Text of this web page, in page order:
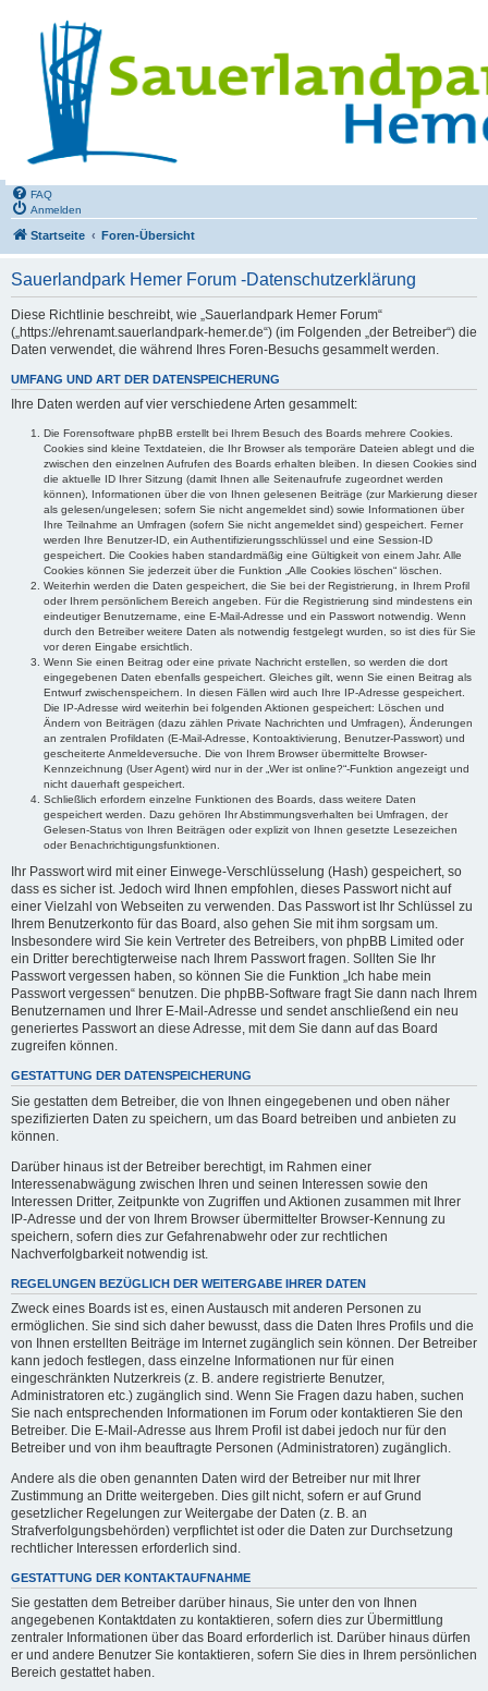
FAQ
Anmelden
Startseite Foren-Übersicht
Sauerlandpark Hemer Forum -Datenschutzerklärung
Diese Richtlinie beschreibt, wie „Sauerlandpark Hemer Forum“
(„https://ehrenamt.sauerlandpark-hemer.de“) (im Folgenden „der Betreiber“) die
Daten verwendet, die während Ihres Foren-Besuchs gesammelt werden.
UMFANG UND ART DER DATENSPEICHERUNG
Ihre Daten werden auf vier verschiedene Arten gesammelt:
Die Forensoftware phpBB erstellt bei Ihrem Besuch des Boards mehrere Cookies.
Cookies sind kleine Textdateien, die Ihr Browser als temporäre Dateien ablegt und die
zwischen den einzelnen Aufrufen des Boards erhalten bleiben. In diesen Cookies sind
die aktuelle ID Ihrer Sitzung (damit Ihnen alle Seitenaufrufe zugeordnet werden
können), Informationen über die von Ihnen gelesenen Beiträge (zur Markierung dieser
als gelesen/ungelesen; sofern Sie nicht angemeldet sind) sowie Informationen über
Ihre Teilnahme an Umfragen (sofern Sie nicht angemeldet sind) gespeichert. Ferner
werden Ihre Benutzer-ID, ein Authentifizierungsschlüssel und eine Session-ID
gespeichert. Die Cookies haben standardmäßig eine Gültigkeit von einem Jahr. Alle
Cookies können Sie jederzeit über die Funktion „Alle Cookies löschen“ löschen.
Weiterhin werden die Daten gespeichert, die Sie bei der Registrierung, in Ihrem Profil
oder Ihrem persönlichem Bereich angeben. Für die Registrierung sind mindestens ein
eindeutiger Benutzername, eine E-Mail-Adresse und ein Passwort notwendig. Wenn
durch den Betreiber weitere Daten als notwendig festgelegt wurden, so ist dies für Sie
vor deren Eingabe ersichtlich.
Wenn Sie einen Beitrag oder eine private Nachricht erstellen, so werden die dort
eingegebenen Daten ebenfalls gespeichert. Gleiches gilt, wenn Sie einen Beitrag als
Entwurf zwischenspeichern. In diesen Fällen wird auch Ihre IP-Adresse gespeichert.
Die IP-Adresse wird weiterhin bei folgenden Aktionen gespeichert: Löschen und
Ändern von Beiträgen (dazu zählen Private Nachrichten und Umfragen), Änderungen
an zentralen Profildaten (E-Mail-Adresse, Kontoaktivierung, Benutzer-Passwort) und
gescheiterte Anmeldeversuche. Die von Ihrem Browser übermittelte Browser-
Kennzeichnung (User Agent) wird nur in der „Wer ist online?“-Funktion angezeigt und
nicht dauerhaft gespeichert.
Schließlich erfordern einzelne Funktionen des Boards, dass weitere Daten
gespeichert werden. Dazu gehören Ihr Abstimmungsverhalten bei Umfragen, der
Gelesen-Status von Ihren Beiträgen oder explizit von Ihnen gesetzte Lesezeichen
oder Benachrichtigungsfunktionen.
Ihr Passwort wird mit einer Einwege-Verschlüsselung (Hash) gespeichert, so
dass es sicher ist. Jedoch wird Ihnen empfohlen, dieses Passwort nicht auf
einer Vielzahl von Webseiten zu verwenden. Das Passwort ist Ihr Schlüssel zu
Ihrem Benutzerkonto für das Board, also gehen Sie mit ihm sorgsam um.
Insbesondere wird Sie kein Vertreter des Betreibers, von phpBB Limited oder
ein Dritter berechtigterweise nach Ihrem Passwort fragen. Sollten Sie Ihr
Passwort vergessen haben, so können Sie die Funktion „Ich habe mein
Passwort vergessen“ benutzen. Die phpBB-Software fragt Sie dann nach Ihrem
Benutzernamen und Ihrer E-Mail-Adresse und sendet anschließend ein neu
generiertes Passwort an diese Adresse, mit dem Sie dann auf das Board
zugreifen können.
GESTATTUNG DER DATENSPEICHERUNG
Sie gestatten dem Betreiber, die von Ihnen eingegebenen und oben näher
spezifizierten Daten zu speichern, um das Board betreiben und anbieten zu
können.
Darüber hinaus ist der Betreiber berechtigt, im Rahmen einer
Interessenabwägung zwischen Ihren und seinen Interessen sowie den
Interessen Dritter, Zeitpunkte von Zugriffen und Aktionen zusammen mit Ihrer
IP-Adresse und der von Ihrem Browser übermittelter Browser-Kennung zu
speichern, sofern dies zur Gefahrenabwehr oder zur rechtlichen
Nachverfolgbarkeit notwendig ist.
REGELUNGEN BEZÜGLICH DER WEITERGABE IHRER DATEN
Zweck eines Boards ist es, einen Austausch mit anderen Personen zu
ermöglichen. Sie sind sich daher bewusst, dass die Daten Ihres Profils und die
von Ihnen erstellten Beiträge im Internet zugänglich sein können. Der Betreiber
kann jedoch festlegen, dass einzelne Informationen nur für einen
eingeschränkten Nutzerkreis (z. B. andere registrierte Benutzer,
Administratoren etc.) zugänglich sind. Wenn Sie Fragen dazu haben, suchen
Sie nach entsprechenden Informationen im Forum oder kontaktieren Sie den
Betreiber. Die E-Mail-Adresse aus Ihrem Profil ist dabei jedoch nur für den
Betreiber und von ihm beauftragte Personen (Administratoren) zugänglich.
Andere als die oben genannten Daten wird der Betreiber nur mit Ihrer
Zustimmung an Dritte weitergeben. Dies gilt nicht, sofern er auf Grund
gesetzlicher Regelungen zur Weitergabe der Daten (z. B. an
Strafverfolgungsbehörden) verpflichtet ist oder die Daten zur Durchsetzung
rechtlicher Interessen erforderlich sind.
GESTATTUNG DER KONTAKTAUFNAHME
Sie gestatten dem Betreiber darüber hinaus, Sie unter den von Ihnen
angegebenen Kontaktdaten zu kontaktieren, sofern dies zur Übermittlung
zentraler Informationen über das Board erforderlich ist. Darüber hinaus dürfen
er und andere Benutzer Sie kontaktieren, sofern Sie dies in Ihrem persönlichen
Bereich gestattet haben.